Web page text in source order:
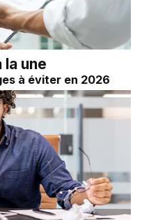
une
à éviter en 2026